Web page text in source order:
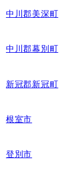
中川郡美深町
中川郡幕別町
新冠郡新冠町
根室市
登別市